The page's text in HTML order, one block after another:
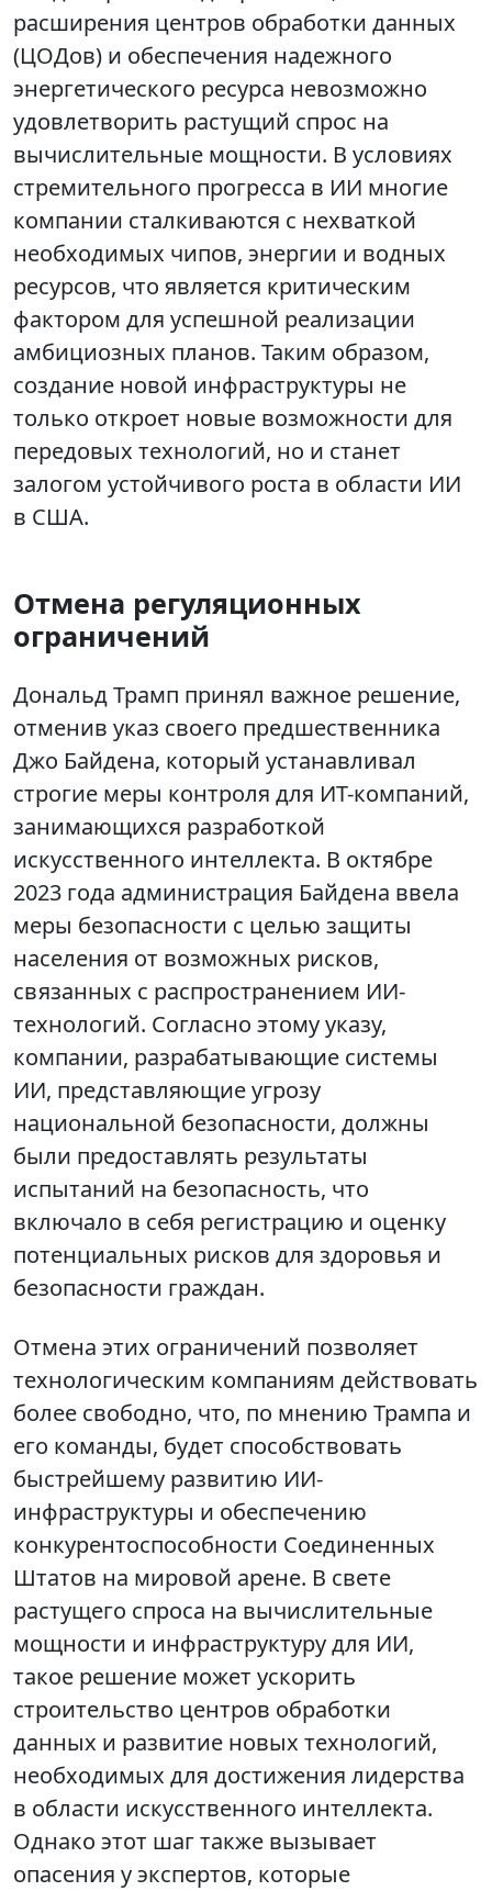
расширения центров обработки данных
(ЦОДов) и обеспечения надежного
энергетического ресурса невозможно
удовлетворить растущий спрос на
вычислительные мощности. В условиях
стремительного прогресса в ИИ многие
компании сталкиваются с нехваткой
необходимых чипов, энергии и водных
ресурсов, что является критическим
фактором для успешной реализации
амбициозных планов. Таким образом,
создание новой инфраструктуры не
только откроет новые возможности для
передовых технологий, но и станет
залогом устойчивого роста в области ИИ
в США.
Отмена регуляционных
ограничений
Дональд Трамп принял важное решение,
отменив указ своего предшественника
Джо Байдена, который устанавливал
строгие меры контроля для ИТ-компаний,
занимающихся разработкой
искусственного интеллекта. В октябре
2023 года администрация Байдена ввела
меры безопасности с целью защиты
населения от возможных рисков,
связанных с распространением ИИ-
технологий. Согласно этому указу,
компании, разрабатывающие системы
ИИ, представляющие угрозу
национальной безопасности, должны
были предоставлять результаты
испытаний на безопасность, что
включало в себя регистрацию и оценку
потенциальных рисков для здоровья и
безопасности граждан.
Отмена этих ограничений позволяет
технологическим компаниям действовать
более свободно, что, по мнению Трампа и
его команды, будет способствовать
быстрейшему развитию ИИ-
инфраструктуры и обеспечению
конкурентоспособности Соединенных
Штатов на мировой арене. В свете
растущего спроса на вычислительные
мощности и инфраструктуру для ИИ,
такое решение может ускорить
строительство центров обработки
данных и развитие новых технологий,
необходимых для достижения лидерства
в области искусственного интеллекта.
Однако этот шаг также вызывает
опасения у экспертов, которые